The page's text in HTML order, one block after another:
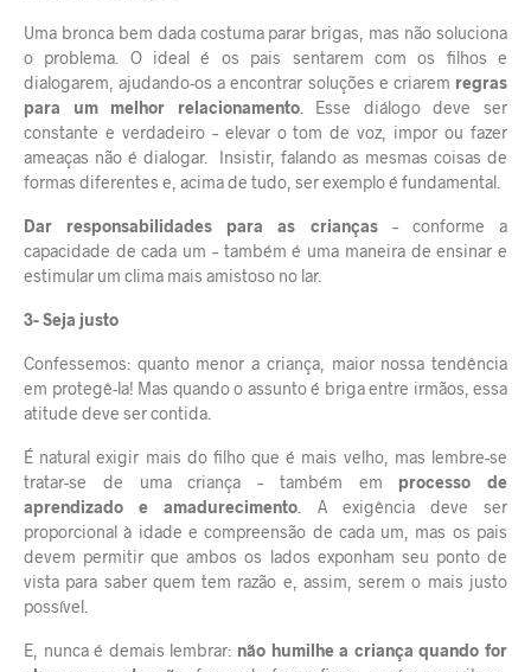
Uma bronca bem dada costuma parar brigas, mas não soluciona
o problema. O ideal é os pais sentarem com os filhos e
dialogarem, ajudando-os a encontrar soluções e criarem regras
para um melhor relacionamento. Esse diálogo deve ser
constante e verdadeiro – elevar o tom de voz, impor ou fazer
ameaças não é dialogar. Insistir, falando as mesmas coisas de
formas diferentes e, acima de tudo, ser exemplo é fundamental.
Dar responsabilidades para as crianças
– conforme a
capacidade de cada um – também é uma maneira de ensinar e
estimular um clima mais amistoso no lar.
3- Seja justo
Confessemos: quanto menor a criança, maior nossa tendência
em protegê-la! Mas quando o assunto é briga entre irmãos, essa
atitude deve ser contida.
É natural exigir mais do filho que é mais velho, mas lembre-se
tratar-se de uma criança – também em processo de
aprendizado e amadurecimento . A exigência deve ser
proporcional à idade e compreensão de cada um, mas os pais
devem permitir que ambos os lados exponham seu ponto de
vista para saber quem tem razão e, assim, serem o mais justo
possível.
E, nunca é demais lembrar: não humilhe a criança quando for